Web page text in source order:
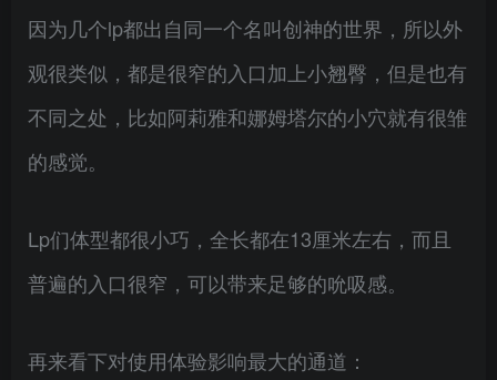
因为几个lp都出自同一个名叫创神的世界，所以外
观很类似，都是很窄的入口加上小翘臀，但是也有
不同之处，比如阿莉雅和娜姆塔尔的小穴就有很雏
的感觉。
Lp们体型都很小巧，全长都在13厘米左右，而且
普遍的入口很窄，可以带来足够的吮吸感。
再来看下对使用体验影响最大的通道：